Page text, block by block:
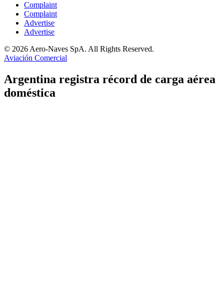
Complaint
Complaint
Advertise
Advertise
© 2026 Aero-Naves SpA. All Rights Reserved.
Aviación Comercial
Argentina registra récord de carga aérea
doméstica